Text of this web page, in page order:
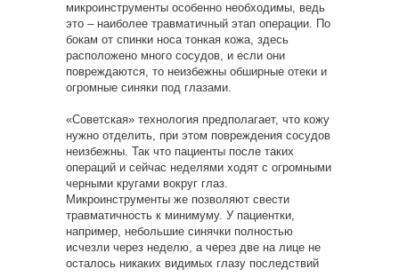
микроинструменты особенно необходимы, ведь
это – наиболее травматичный этап операции. По
бокам от спинки носа тонкая кожа, здесь
расположено много сосудов, и если они
повреждаются, то неизбежны обширные отеки и
огромные синяки под глазами.
«Советская» технология предполагает, что кожу
нужно отделить, при этом повреждения сосудов
неизбежны. Так что пациенты после таких
операций и сейчас неделями ходят с огромными
черными кругами вокруг глаз.
Микроинструменты же позволяют свести
травматичность к минимуму. У пациентки,
например, небольшие синячки полностью
исчезли через неделю, а через две на лице не
осталось никаких видимых глазу последствий